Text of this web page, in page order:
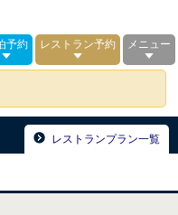
予約 レストラン予約 メニュー
レストランプラン一覧